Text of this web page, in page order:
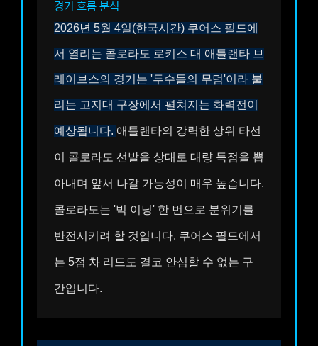
경기 흐름 분석
2026년 5월 4일(한국시간) 쿠어스 필드에
서 열리는 콜로라도 로키스 대 애틀랜타 브
레이브스의 경기는 '투수들의 무덤'이라 불
리는 고지대 구장에서 펼쳐지는 화력전이
예상됩니다. 애틀랜타의 강력한 상위 타선
이 콜로라도 선발을 상대로 대량 득점을 뽑
아내며 앞서 나갈 가능성이 매우 높습니다.
콜로라도는 '빅 이닝' 한 번으로 분위기를
반전시키려 할 것입니다. 쿠어스 필드에서
는 5점 차 리드도 결코 안심할 수 없는 구
간입니다.